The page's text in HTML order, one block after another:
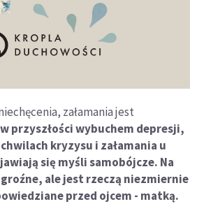
załamania jest
przyszłości wybuchem depresji,
kryzysu i załamania u
się myśli samobójcze. Na
ale jest rzeczą niezmiernie
przed ojcem - matką.